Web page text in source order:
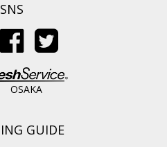
SNS
OSAKA
GUIDE